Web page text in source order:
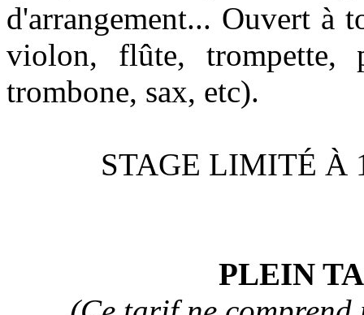
d'arrangement... Ouvert à
violon, flûte, trompette,
trombone, sax, etc).
STAGE LIMITÉ À
PLEIN